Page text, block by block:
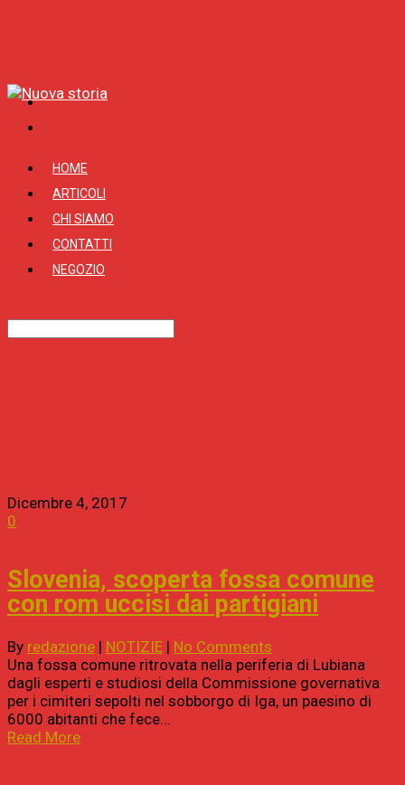
HOME
ARTICOLI
CHI SIAMO
CONTATTI
NEGOZIO
Dicembre 4, 2017
0
Slovenia, scoperta fossa comune
con rom uccisi dai partigiani
By redazione | NOTIZIE | No Comments
Una fossa comune ritrovata nella periferia di Lubiana
dagli esperti e studiosi della Commissione governativa
per i cimiteri sepolti nel sobborgo di Iga, un paesino di
6000 abitanti che fece...
Read More